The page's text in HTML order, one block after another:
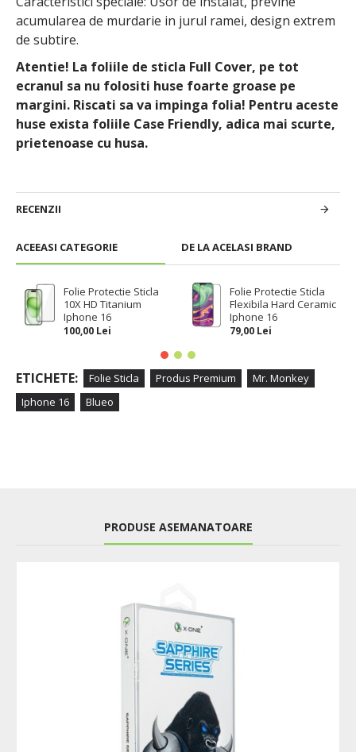
ACEEASI CATEGORIE DE LA ACELASI BRAND
Folie Protectie Sticla
10X HD Titanium
Iphone 16
100,00 Lei
Folie Protectie Sticla
Flexibila Hard Ceramic
Iphone 16
79,00 Lei
acumularea de murdarie in jurul ramei, design extrem
de subtire.
Atentie! La foliile de sticla Full Cover, pe tot
ecranul sa nu folositi huse foarte groase pe
margini. Riscati sa va impinga folia! Pentru aceste
huse exista foliile Case Friendly, adica mai scurte,
prietenoase cu husa.
RECENZII
ETICHETE: Folie Sticla Produs Premium
Mr. Monkey
Iphone 16
Blueo
PRODUSE ASEMANATOARE